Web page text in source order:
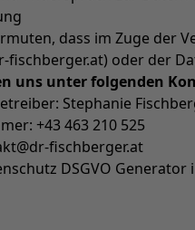
dass im Zuge der
fischberger.at) oder der
uns unter folgenden
Stephanie
+43 463 210 525
fischberger.at
DSGVO